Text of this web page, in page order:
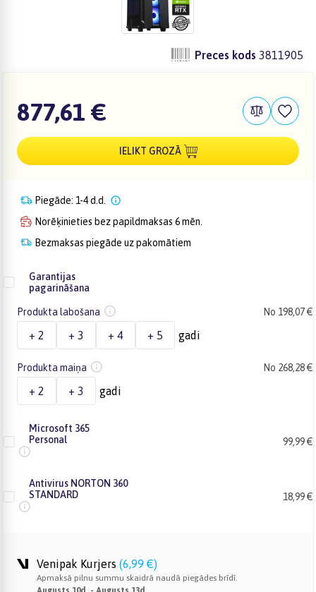
Preces kods 3811905
877,61 €
IELIKT GROZĀ
Piegāde: 1-4 d.d.
Norēķinieties bez papildmaksas 6 mēn.
Bezmaksas piegāde uz pakomātiem
Garantijas
pagarināšana
Produkta labošana No 198,07 €
+ 2 + 3 + 4 + 5 gadi
Produkta maiņa No 268,28 €
+ 2 + 3 gadi
Microsoft 365
Personal
99,99 €
Antivirus NORTON 360
STANDARD
18,99 €
Venipak Kurjers (6,99 €)
Apmaksā pilnu summu skaidrā naudā piegādes brīdī.